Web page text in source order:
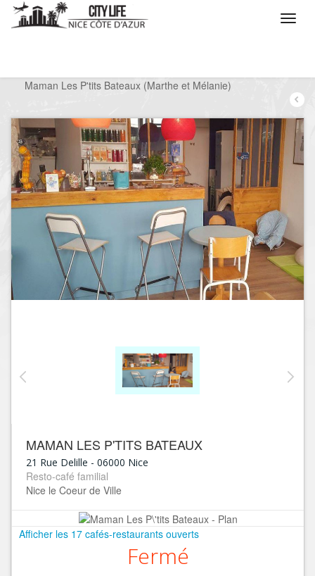
Maman Les P'tits Bateaux (Marthe et Mélanie)
MAMAN LES P'TITS BATEAUX
21 Rue Delille - 06000 Nice
Resto-café familial
Nice le Coeur de Ville
Afficher les 17 cafés-restaurants ouverts
Fermé